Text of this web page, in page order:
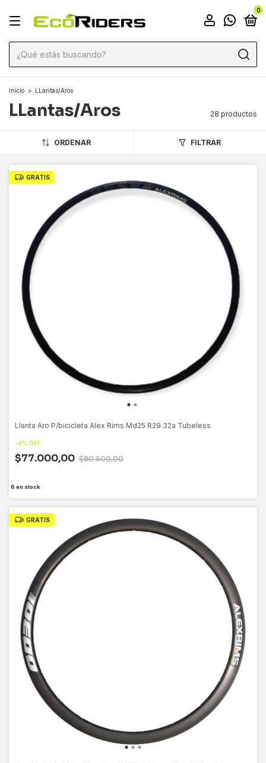
0
Inicio > LLantas/Aros
LLantas/Aros 28 productos
ORDENAR FILTRAR
GRATIS
Llanta Aro P/bicicleta Alex Rims Md25 R29 32a Tubeless
-4% OFF
$77.000,00 $80.500,00
6 en stock
GRATIS